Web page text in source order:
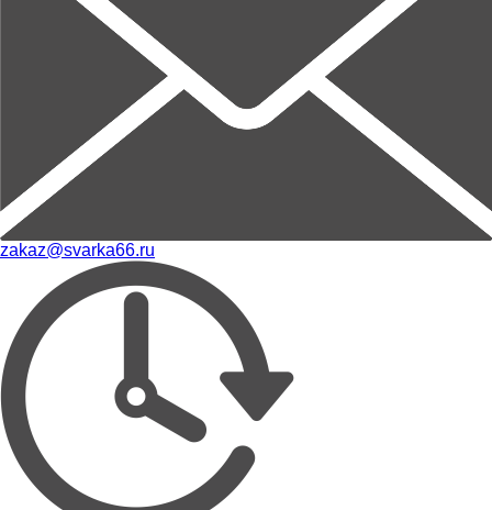
zakaz@svarka66.ru